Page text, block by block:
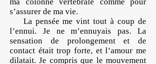
s’assurer de ma vie.
La pensée me vint tout à coup de
l’ennui. Je ne m’ennuyais pas. La
sensation de prolongement et de
contact était trop forte, et l’amour me
dilatait. Je compris que le mouvement